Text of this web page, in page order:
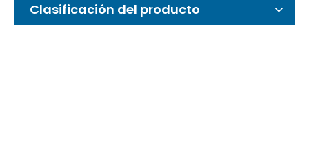
Clasificación del producto